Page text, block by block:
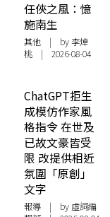
任俠之風：憶
施南生
其他 | by 李焯
桃 | 2026-08-04
ChatGPT拒生
成模仿作家風
格指令 在世及
已故文豪皆受
限 改提供相近
氛圍「原創」
文字
報導 | by 虛詞編